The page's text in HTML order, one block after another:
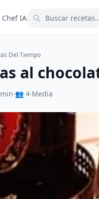
IA
Del Tiempo
al
·👥 4·Media